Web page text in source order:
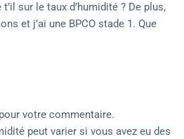
sur le taux d’humidité ? De plus,
et j’ai une BPCO stade 1. Que
votre commentaire.
peut varier si vous avez eu des